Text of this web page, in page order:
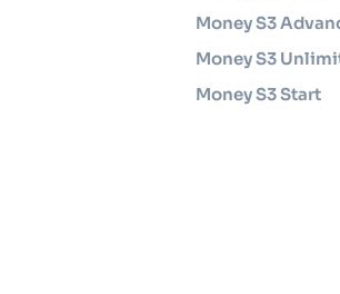
Money S3
Money S3
Money S3 Start